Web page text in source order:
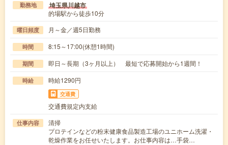
勤務地 埼玉県川越市
的場駅から徒歩10分
曜日頻度 月～金／週5日勤務
時間 8:15～17:00(休憩1時間)
期間 即日～長期（3ヶ月以上） 最短で応募開始から1週間！
時給 時給1290円
交通費
交通費規定内支給
仕事内容
清掃
プロテインなどの粉末健康食品製造工場のユニホーム洗濯・
乾燥作業をお任せいたします。お仕事内容は…手袋…